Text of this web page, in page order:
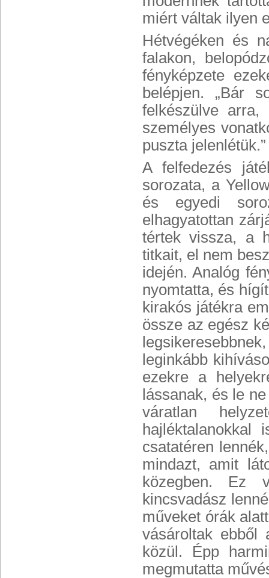
miért váltak ilyen
Hétvégéken és
falakon,
fényképzete
belépjen. „Bár
felkészülve arra,
személyes
puszta jelenlétük.”
A felfedezés
sorozata, a
és egyedi
elhagyatottan
tértek vissza, a
titkait, el nem
idején. Analóg
nyomtatta, és
kirakós játékra
össze az egész
leginkább
ezekre a
lássanak, és le
váratlan
csatatéren
mindazt, amit
közegben. Ez
kincsvadász
műveket órák
vásároltak ebből
közül. Épp
megmutatta